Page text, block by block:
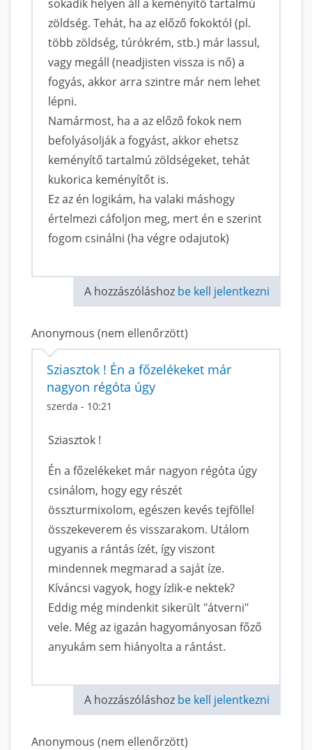
sokadik helyen áll a keményítő tartalmú
zöldség. Tehát, ha az előző fokoktól (pl.
több zöldség, túrókrém, stb.) már lassul,
vagy megáll (neadjisten vissza is nő) a
fogyás, akkor arra szintre már nem lehet
lépni.
Namármost, ha a az előző fokok nem
befolyásolják a fogyást, akkor ehetsz
keményítő tartalmú zöldségeket, tehát
kukorica keményítőt is.
Ez az én logikám, ha valaki máshogy
értelmezi cáfoljon meg, mert én e szerint
fogom csinálni (ha végre odajutok)
A hozzászóláshoz be kell jelentkezni
Anonymous (nem ellenőrzött)
Sziasztok ! Én a főzelékeket már
nagyon régóta úgy
szerda - 10:21
Sziasztok !
Én a főzelékeket már nagyon régóta úgy
csinálom, hogy egy részét
összturmixolom, egészen kevés tejföllel
összekeverem és visszarakom. Utálom
ugyanis a rántás ízét, így viszont
mindennek megmarad a saját íze.
Kíváncsi vagyok, hogy ízlik-e nektek?
Eddig még mindenkit sikerült "átverni"
vele. Még az igazán hagyományosan főző
anyukám sem hiányolta a rántást.
A hozzászóláshoz be kell jelentkezni
Anonymous (nem ellenőrzött)